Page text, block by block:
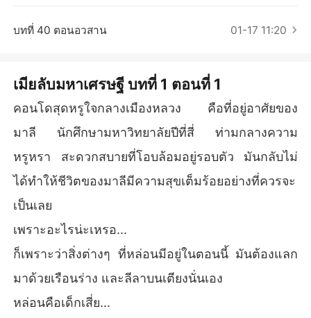
มือเล็กยกขึ้นปิดหน้าร่ำไห้ปิ่มจะขาดใจ ร่างกายสั่นเทิ้มน่าเวทน
หญ่มากยิ่งขึ้น
นี่หล่อนจะทำยังไงดี...
จะรับมือกับสถานการณ์เช่นนี้ยังไง
แล้วไหนจะยังลูกชายอีก หากภูมิระพีรู้ว่าหล่อนมีลูกของเขาติด
ท้องมา เขาอาจจะทำยังไง จะแย่งลูกไปจากหล่อนไหม
บทที่ 40 ตอนอวสาน 01-17 11:20
เมียลับมหาเศรษฐี บทที่ 1 ตอนที่ 1
คอนโดสุดหรูใจกลางเมืองหลวง คือที่อยู่อาศัยของ
มาลี นักศึกษามหาวิทยาลัยปีที่สี่ ท่ามกลางความ
หรูหรา สะดวกสบายที่โอบล้อมอยู่รอบตัว มันกลับไม่
ได้ทำให้ชีวิตของมาลีมีความสุขเต็มร้อยอย่างที่ควรจะ
เป็นเลย
เพราะอะไรน่ะเหรอ...
ก็เพราะว่าสิ่งต่างๆ ที่หล่อนมีอยู่ในตอนนี้ มันต้องแลก
มาด้วยเรือนร่าง และลีลาบนเตียงนั่นเอง
หล่อนคือเด็กเสี่ย...